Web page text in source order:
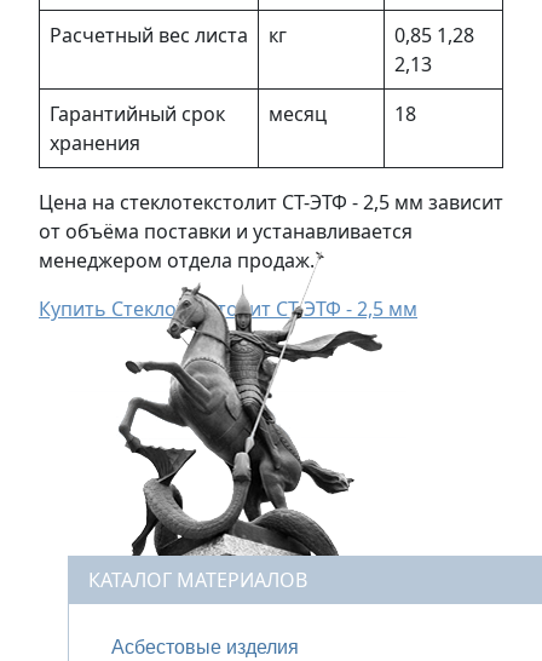
Расчетный вес листа
кг
0,85 1,28
2,13
Гарантийный срок
хранения
месяц 18
Цена на стеклотекстолит СТ-ЭТФ - 2,5 мм зависит
от объёма поставки и устанавливается
менеджером отдела продаж.
Купить Стеклотекстолит СТ-ЭТФ - 2,5 мм
КАТАЛОГ МАТЕРИАЛОВ
Асбестовые изделия